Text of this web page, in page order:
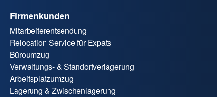
Firmenkunden
Mitarbeiterentsendung
Relocation Service für Expats
Büroumzug
Verwaltungs- & Standortverlagerung
Arbeitsplatzumzug
Lagerung & Zwischenlagerung